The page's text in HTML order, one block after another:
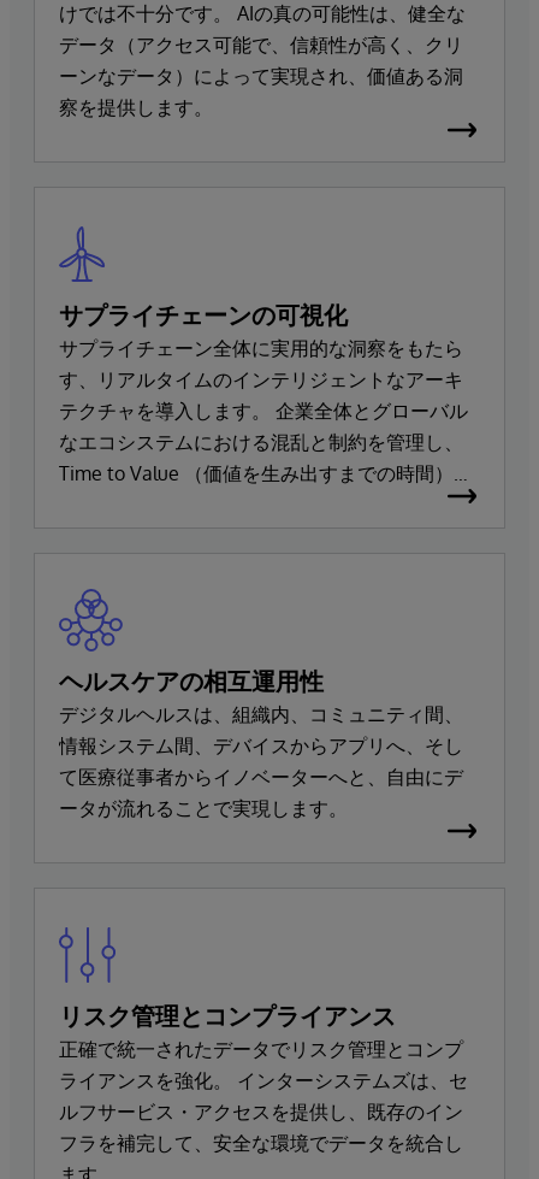
けでは不十分です。 AIの真の可能性は、健全な
データ（アクセス可能で、信頼性が高く、クリ
ーンなデータ）によって実現され、価値ある洞
察を提供します。
サプライチェーンの可視化
サプライチェーン全体に実用的な洞察をもたら
す、リアルタイムのインテリジェントなアーキ
テクチャを導入します。 企業全体とグローバル
なエコシステムにおける混乱と制約を管理し、
Time to Value （価値を生み出すまでの時間）を
ヘルスケアの相互運用性
デジタルヘルスは、組織内、コミュニティ間、
情報システム間、デバイスからアプリへ、そし
て医療従事者からイノベーターへと、自由にデ
ータが流れることで実現します。
リスク管理とコンプライアンス
正確で統一されたデータでリスク管理とコンプ
ライアンスを強化。 インターシステムズは、セ
ルフサービス・アクセスを提供し、既存のイン
フラを補完して、安全な環境でデータを統合し